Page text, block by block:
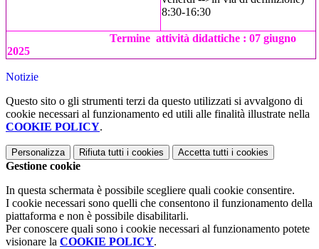
8:30-16:30
Termine attività didattiche : 07 giugno
2025
Notizie
Questo sito o gli strumenti terzi da questo utilizzati si avvalgono di
cookie necessari al funzionamento ed utili alle finalità illustrate nella
COOKIE POLICY.
Personalizza Rifiuta tutti i cookies Accetta tutti i cookies
Gestione cookie
In questa schermata è possibile scegliere quali cookie consentire.
I cookie necessari sono quelli che consentono il funzionamento della
piattaforma e non è possibile disabilitarli.
Per conoscere quali sono i cookie necessari al funzionamento potete
visionare la COOKIE POLICY.